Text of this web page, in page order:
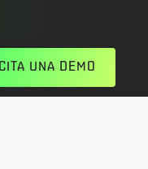
UNA DEMO